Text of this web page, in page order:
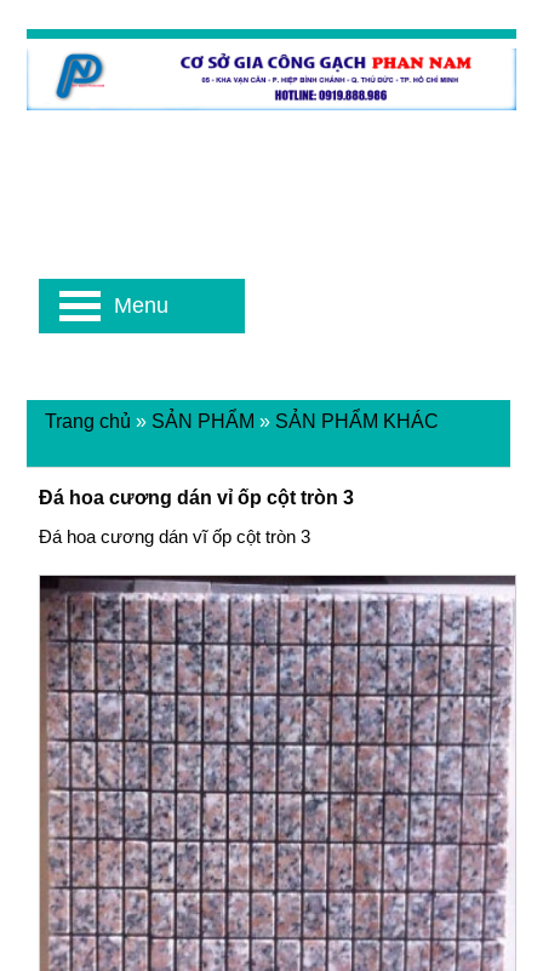
Đá hoa cương dán vỉ ốp cột tròn 3
Đá hoa cương dán vĩ ốp cột tròn 3
Trang chủ » SẢN PHẨM » SẢN PHẨM KHÁC
Menu